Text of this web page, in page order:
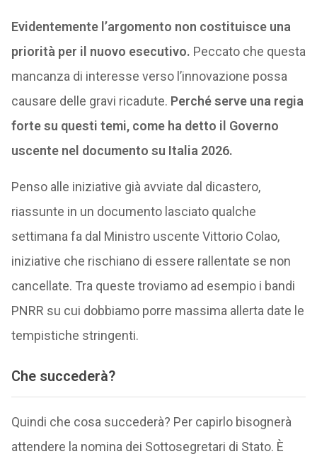
Evidentemente l’argomento non costituisce una
priorità per il nuovo esecutivo. Peccato che questa
mancanza di interesse verso l’innovazione possa
causare delle gravi ricadute. Perché serve una regia
forte su questi temi, come ha detto il Governo
uscente nel documento su Italia 2026.
Penso alle iniziative già avviate dal dicastero,
riassunte in un documento lasciato qualche
settimana fa dal Ministro uscente Vittorio Colao,
iniziative che rischiano di essere rallentate se non
cancellate. Tra queste troviamo ad esempio i bandi
PNRR su cui dobbiamo porre massima allerta date le
tempistiche stringenti.
Che succederà?
Quindi che cosa succederà? Per capirlo bisognerà
attendere la nomina dei Sottosegretari di Stato. È